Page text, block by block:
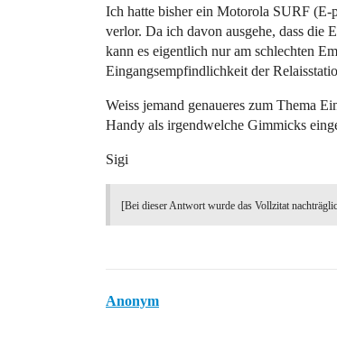
Ich hatte bisher ein Motorola SURF (E-
verlor. Da ich davon ausgehe, dass die
kann es eigentlich nur am schlechten
Eingangsempfindlichkeit der
Weiss jemand genaueres zum Thema
Handy als irgendwelche Gimmicks
Sigi
[Bei dieser Antwort wurde das Vollzitat
Anonym